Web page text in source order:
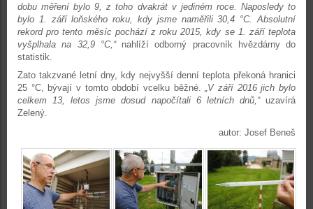
dobu měření bylo 9, z toho dvakrát v jediném roce. Naposledy to
bylo 1. září loňského roku, kdy jsme naměřili 30,4 °C. Absolutní
rekord pro tento měsíc pochází z roku 2015, kdy se 1. září teplota
vyšplhala na 32,9 °C,“nahlíží odborný pracovník hvězdárny do
statistik.
Zato takzvané letní dny, kdy nejvyšší denní teplota překoná hranici
25 °C, bývají v tomto období vcelku běžné. „V září 2016 jich bylo
celkem 13, letos jsme dosud napočítali 6 letních dnů,“ uzavírá
Zelený.
autor: Josef Beneš